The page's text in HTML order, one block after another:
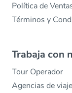
Política de
Términos y
Trabaja con
Tour Operador
Agencias de